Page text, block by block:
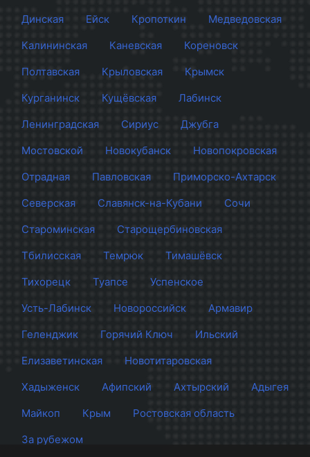
Динская
Ейск Кропоткин
Медведовская
Калининская
Каневская
Кореновск
Полтавская
Крыловская
Крымск
Курганинск
Кущёвская
Лабинск
Ленинградская
Сириус
Джубга
Мостовской
Новокубанск
Новопокровская
Отрадная
Павловская
Приморско-Ахтарск
Северская
Славянск-на-Кубани
Сочи
Староминская
Старощербиновская
Тбилисская
Темрюк
Тимашёвск
Тихорецк
Туапсе
Успенское
Усть-Лабинск
Новороссийск
Армавир
Геленджик
Горячий Ключ
Ильский
Елизаветинская
Новотитаровская
Хадыженск
Афипский Ахтырский
Адыгея
Майкоп
Крым
Ростовская область
За рубежом